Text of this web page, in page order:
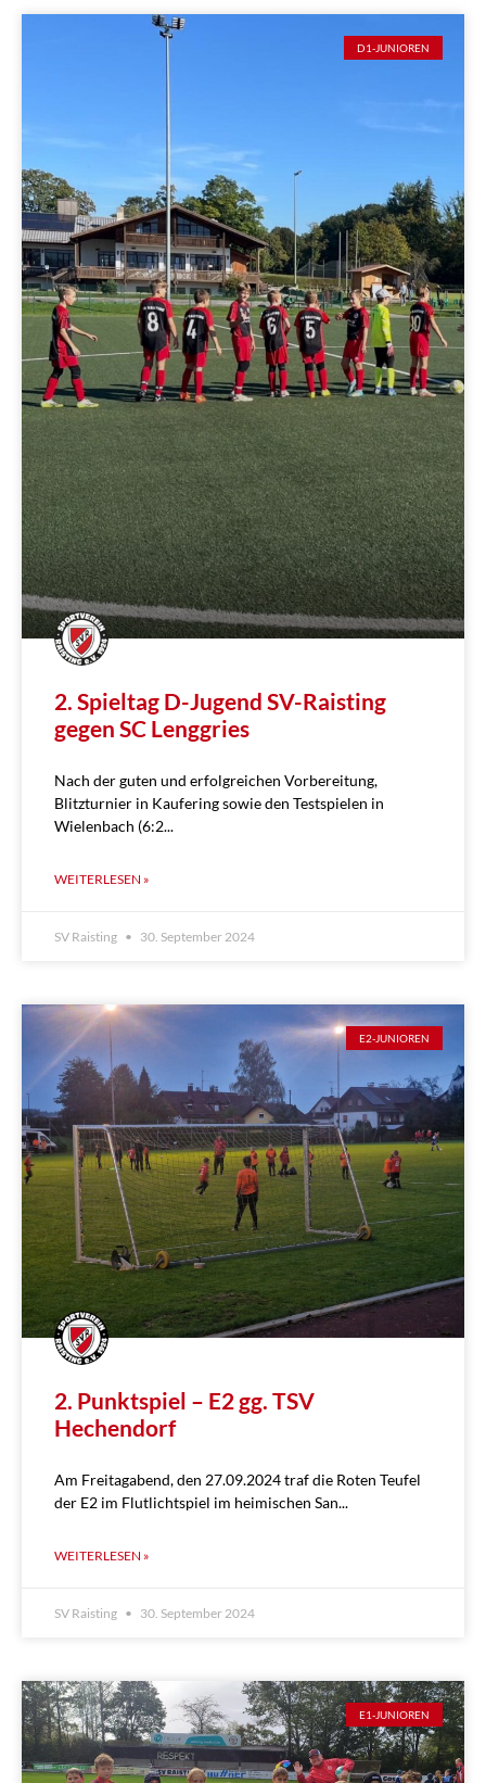
D1-JUNIOREN
2. Spieltag D-Jugend SV-Raisting
gegen SC Lenggries
Nach der guten und erfolgreichen Vorbereitung,
Blitzturnier in Kaufering sowie den Testspielen in
Wielenbach (6:2
WEITERLESEN »
SV Raisting 30. September 2024
E2-JUNIOREN
2. Punktspiel – E2 gg. TSV
Hechendorf
Am Freitagabend, den 27.09.2024 traf die Roten Teufel
der E2 im Flutlichtspiel im heimischen San
WEITERLESEN »
SV Raisting 30. September 2024
E1-JUNIOREN